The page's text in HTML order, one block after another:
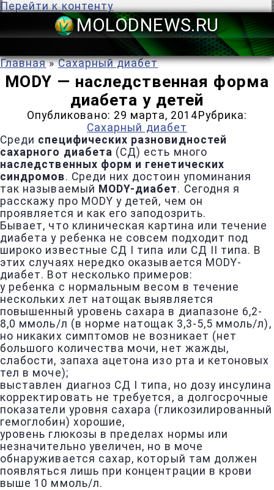
Перейти к контенту
Главная » Сахарный диабет
MODY — наследственная форма
диабета у детей
Опубликовано: 29 марта, 2014 Рубрика:
Сахарный диабет
Среди специфических разновидностей
сахарного диабета (СД) есть много
наследственных форм и генетических
синдромов. Среди них достоин упоминания
так называемый MODY-диабет. Сегодня я
расскажу про MODY у детей, чем он
проявляется и как его заподозрить.
Бывает, что клиническая картина или течение
диабета у ребенка не совсем подходит под
широко известные СД I типа или СД II типа. В
этих случаях нередко оказывается MODY-
диабет. Вот несколько примеров:
у ребенка с нормальным весом в течение
нескольких лет натощак выявляется
повышенный уровень сахара в диапазоне 6,2-
8,0 ммоль/л (в норме натощак 3,3-5,5 ммоль/л),
но никаких симптомов не возникает (нет
большого количества мочи, нет жажды,
слабости, запаха ацетона изо рта и кетоновых
тел в моче);
выставлен диагноз СД I типа, но дозу инсулина
корректировать не требуется, а долгосрочные
показатели уровня сахара (гликозилированный
гемоглобин) хорошие,
уровень глюкозы в пределах нормы или
незначительно увеличен, но в моче
обнаруживается сахар, который там должен
появляться лишь при концентрации в крови
выше 10 ммоль/л.